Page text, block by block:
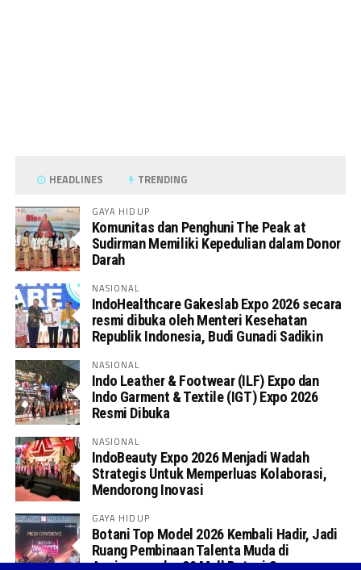
HEADLINES TRENDING
GAYA HIDUP
Komunitas dan Penghuni The Peak at
Sudirman Memiliki Kepedulian dalam Donor
Darah
NASIONAL
IndoHealthcare Gakeslab Expo 2026 secara
resmi dibuka oleh Menteri Kesehatan
Republik Indonesia, Budi Gunadi Sadikin
NASIONAL
Indo Leather & Footwear (ILF) Expo dan
Indo Garment & Textile (IGT) Expo 2026
Resmi Dibuka
NASIONAL
IndoBeauty Expo 2026 Menjadi Wadah
Strategis Untuk Memperluas Kolaborasi,
Mendorong Inovasi
GAYA HIDUP
Botani Top Model 2026 Kembali Hadir, Jadi
Ruang Pembinaan Talenta Muda di
Anniversary ke-20 Mall Botani Square